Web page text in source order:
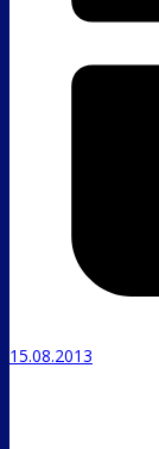
15.08.2013